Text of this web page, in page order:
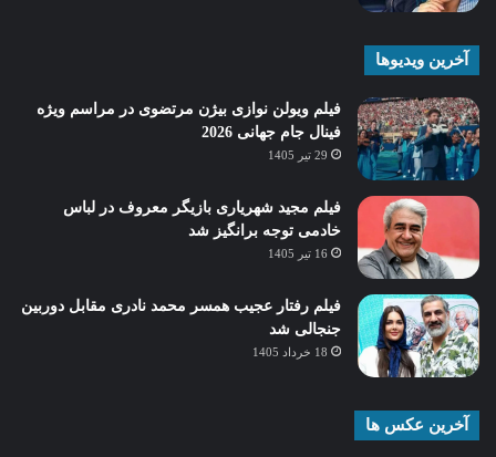
آخرین ویدیوها
فیلم ویولن نوازی بیژن مرتضوی در مراسم ویژه
فینال جام جهانی 2026
29 تیر 1405
فیلم مجید شهریاری بازیگر معروف در لباس
خادمی توجه برانگیز شد
16 تیر 1405
فیلم رفتار عجیب همسر محمد نادری مقابل دوربین
جنجالی شد
18 خرداد 1405
آخرین عکس ها